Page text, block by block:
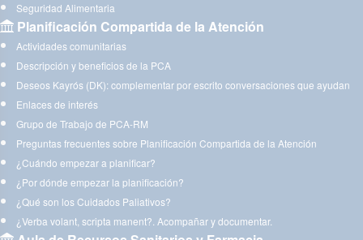
Seguridad Alimentaria
Planificación Compartida de la Atención
Actividades comunitarias
Descripción y beneficios de la PCA
Deseos Kayrós (DK): complementar por escrito conversaciones que ayudan
Enlaces de interés
Grupo de Trabajo de PCA-RM
Preguntas frecuentes sobre Planificación Compartida de la Atención
¿Cuándo empezar a planificar?
¿Por dónde empezar la planificación?
¿Qué son los Cuidados Paliativos?
¿Verba volant, scripta manent?. Acompañar y documentar.